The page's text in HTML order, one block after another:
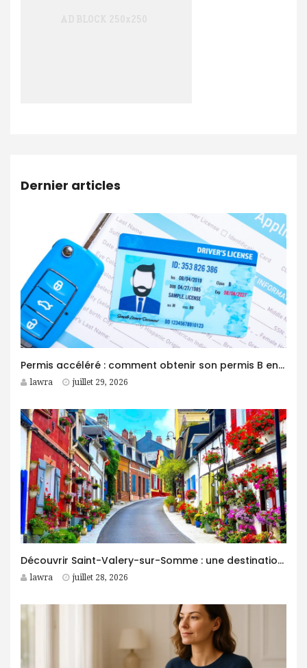
Dernier articles
Permis accéléré : comment obtenir son permis B en moins d’un mois ?
lawra juillet 29, 2026
Découvrir Saint-Valery-sur-Somme : une destination idéale pour des vacances entre nature et patrimoine
lawra juillet 28, 2026